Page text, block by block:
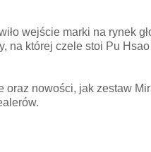
wejście marki na rynek
na której czele stoi Pu
nowości, jak zestaw